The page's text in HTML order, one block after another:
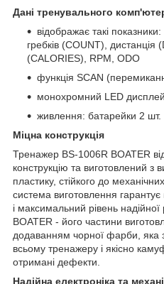
Дані тренувального
відображає такі показники:
гребків (COUNT), дистанція
(CALORIES), RPM, ODO
функція SCAN
монохромний LED дисплей
живлення: батарейки 2 шт.
Міцна конструкція
Тренажер BS-1006R BOATER
конструкцію та виготовлений з
пластику, стійкого до
система виготовлення гарантує
і максимальний рівень
BOATER - його частини
додаванням чорної фарби, яка
всьому тренажеру і якісно
отримані дефекти.
Надійна електроніка та